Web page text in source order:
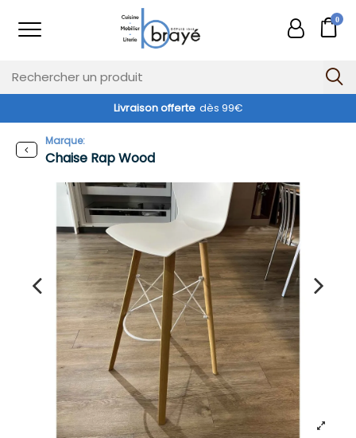
0
Livraison offerte dès 99€
-30%
Chaise Rap Wood
Marque: